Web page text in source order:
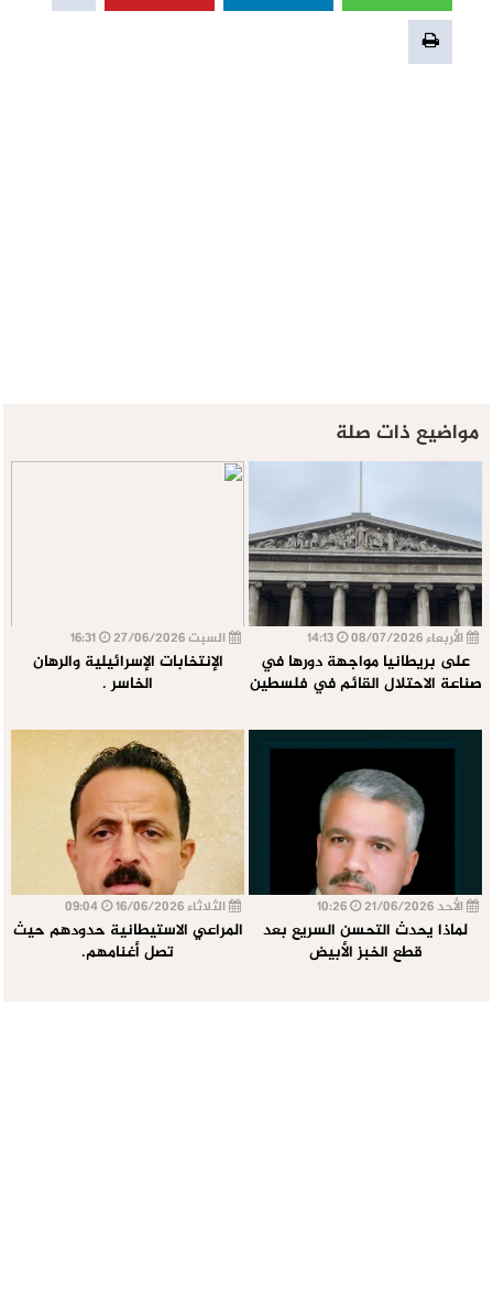
مواضيع ذات صلة
الأربعاء 08/07/2026
على بريطانيا مواجهة دورها في
صناعة الاحتلال القائم في فلسطين
السبت 27/06/2026
الإنتخابات الإسرائيلية والرهان
الخاسر .
الأحد 21/06/2026
لماذا يحدث التحسن السريع بعد
قطع الخبز الأبيض
الثلاثاء 16/06/2026
المراعي الاستيطانية حدودهم حيث
تصل أغنامهم.